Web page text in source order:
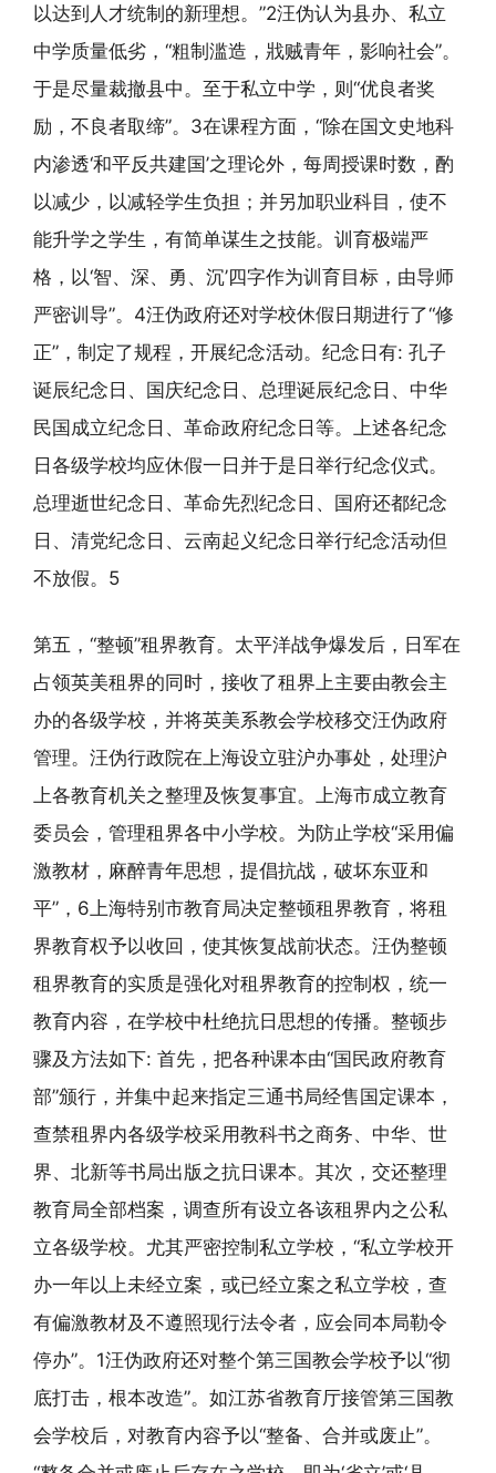
以达到人才统制的新理想。”2汪伪认为县办、私立
中学质量低劣，“粗制滥造，戕贼青年，影响社会”。
于是尽量裁撤县中。至于私立中学，则“优良者奖
励，不良者取缔”。3在课程方面，“除在国文史地科
内渗透‘和平反共建国’之理论外，每周授课时数，酌
以减少，以减轻学生负担；并另加职业科目，使不
能升学之学生，有简单谋生之技能。训育极端严
格，以‘智、深、勇、沉’四字作为训育目标，由导师
严密训导”。4汪伪政府还对学校休假日期进行了“修
正”，制定了规程，开展纪念活动。纪念日有: 孔子
诞辰纪念日、国庆纪念日、总理诞辰纪念日、中华
民国成立纪念日、革命政府纪念日等。上述各纪念
日各级学校均应休假一日并于是日举行纪念仪式。
总理逝世纪念日、革命先烈纪念日、国府还都纪念
日、清党纪念日、云南起义纪念日举行纪念活动但
不放假。5
第五，“整顿”租界教育。太平洋战争爆发后，日军在
占领英美租界的同时，接收了租界上主要由教会主
办的各级学校，并将英美系教会学校移交汪伪政府
管理。汪伪行政院在上海设立驻沪办事处，处理沪
上各教育机关之整理及恢复事宜。上海市成立教育
委员会，管理租界各中小学校。为防止学校“采用偏
激教材，麻醉青年思想，提倡抗战，破坏东亚和
平”，6上海特别市教育局决定整顿租界教育，将租
界教育权予以收回，使其恢复战前状态。汪伪整顿
租界教育的实质是强化对租界教育的控制权，统一
教育内容，在学校中杜绝抗日思想的传播。整顿步
骤及方法如下: 首先，把各种课本由“国民政府教育
部”颁行，并集中起来指定三通书局经售国定课本，
查禁租界内各级学校采用教科书之商务、中华、世
界、北新等书局出版之抗日课本。其次，交还整理
教育局全部档案，调查所有设立各该租界内之公私
立各级学校。尤其严密控制私立学校，“私立学校开
办一年以上未经立案，或已经立案之私立学校，查
有偏激教材及不遵照现行法令者，应会同本局勒令
停办”。1汪伪政府还对整个第三国教会学校予以“彻
底打击，根本改造”。如江苏省教育厅接管第三国教
会学校后，对教育内容予以“整备、合并或废止”。